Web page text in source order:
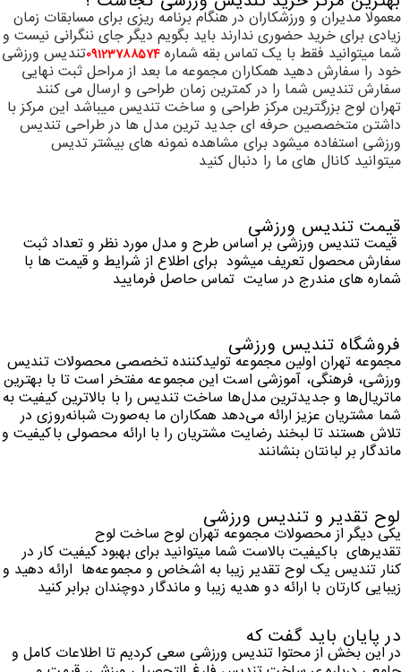
معمولا مدیران و ورزشکاران در هنگام برنامه ریزی برای مسابقات زمان
زیادی برای خرید حضوری ندارند باید بگویم دیگر جای ننگرانی نیست و
شما میتوانید فقط با یک تماس بقه شماره 09123788574تندیس ورزشی
خود را سفارش دهید همکاران مجموعه ما بعد از مراحل ثبت نهایی
سفارش تندیس شما را در کمترین زمان طراحی و ارسال می کنند
تهران لوح بزرگترین مرکز طراحی و ساخت تندیس میباشد این مرکز با
داشتن متخصصین حرفه ای جدید ترین مدل ها در طراحی تندیس
ورزشی استفاده میشود برای مشاهده نمونه های بیشتر تدیس
میتوانید کانال های ما را دنبال کنید
قیمت تندیس ورزشی
قیمت تندیس ورزشی بر اساس طرح و مدل مورد نظر و تعداد ثبت
سفارش محصول تعریف میشود برای اطلاع از شرایط و قیمت ها با
شماره های مندرج در سایت تماس حاصل فرمایید
فروشگاه تندیس ورزشی
مجموعه تهران اولین مجموعه تولید‌کنندهتخصصی محصولات تندیس
ورزشی، فرهنگی، آموزشی است این مجموعه مفتخر است تا با بهترین
ماتریال‌ها و جدید‌ترینمدل‌ها ساخت تندیس را با بالا‌ترینکیفیت به
شما مشتریان عزیز ارائه می‌دهد همکاران ما به‌صورت شبانه‌روزی در
تلاش هستند تا لبخند رضایت مشتریان را با ارائه محصولی باکیفیت و
ماندگار بر لبانتان بنشانند
لوح تقدیر و تندیس ورزشی
یکی دیگر از محصولات مجموعه تهران لوح ساخت لوح
تقدیر‌های باکیفیت بالاست شما میتوانید برای بهبود کیفیت کار در
کنار تندیس یک لوح تقدیر زیبا به اشخاص و مجموعه‌ها ارائه دهید و
زیبایی کارتان با ارائه دو هدیه زیبا و ماندگار دوچندان برابر کنید
در پایان باید گفت که
در این بخش از محتوا تندیس ورزشی سعی کردیم تا اطلاعات کامل و